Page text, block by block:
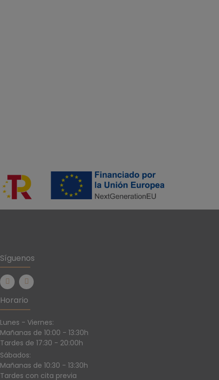
Síguenos
Horario
Lunes - Viernes:
Mañanas de 10:00 - 13:30h
Tardes de 17:30 - 20:00h
Sábados:
Mañanas de 10:30 - 13:30h
Tardes con cita previa